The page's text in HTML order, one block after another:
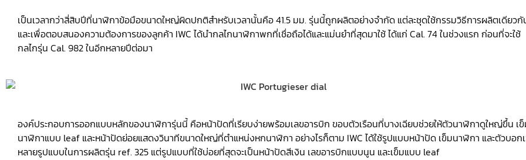
เป็นเวลากว่าสี่สิบปีที่นาฬิกาข้อมือขนาดใหญ่ผิดปกติสำหรับเวลานั้นคือ 41.5 มม. รุ่นนี้ถูกผลิตอย่างจำกัด แต่ละชุดใช้กรรมวิธีการผลิตเดียว
และเพื่อตอบสนองความต้องการของลูกค้า IWC ได้นำกลไกนาฬิกาพกที่เชื่อถือได้และแม่นยำที่สุดมาใช้ ได้แก่ Cal. 74 ในช่วงแรก ก่อนที่จะใช้
กลไกรุ่น Cal. 982 ในอีกหลายปีต่อมา
องค์ประกอบการออกแบบหลักของนาฬิการุ่นนี้ คือหน้าปัดที่เรียบง่ายพร้อมเลขอารบิก ขอบตัวเรือนที่บางเฉียบช่วยให้ตัวนาฬิกาดูใหญ่ขึ้น เ
นาฬิกาแบบ leaf และหน้าปัดย่อยแสดงวินาทีขนาดใหญ่ที่ตำแหน่งหกนาฬิกา อย่างไรก็ตาม IWC ได้ใช้รูปแบบหน้าปัด เข็มนาฬิกา และตัวบอก
หลายรูปแบบในการผลิตรุ่น ref. 325 แต่รูปแบบที่ใช้บ่อยที่สุดจะเป็นหน้าปัดสีเงิน เลขอารบิกแบบนูน และเข็มแบบ leaf